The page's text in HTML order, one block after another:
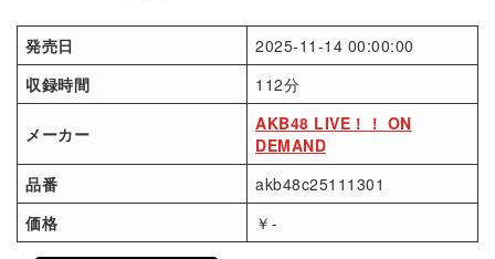
発売日
2025-11-14 00:00:00
収録時間
112分
メーカー
AKB48 LIVE！！ ON
DEMAND
品番
akb48c25111301
価格
￥-